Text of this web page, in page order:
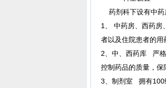
药剂科下设有中药
1、 中药房、西药
者以及住院患者的用
2、中、西药库 严格
控制药品的质量，保
3、制剂室 拥有100